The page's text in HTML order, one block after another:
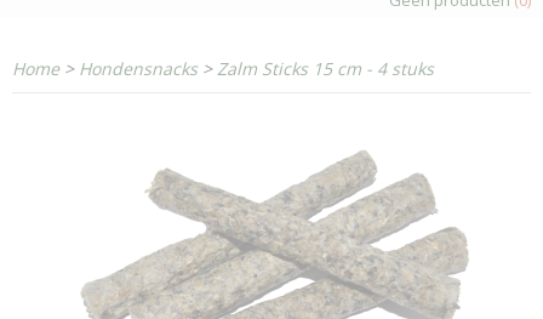
Home> Hondensnacks >Zalm Sticks 15 cm - 4 stuks